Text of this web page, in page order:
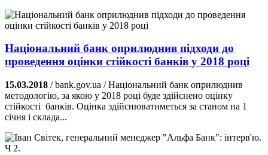
Національний банк оприлюднив підходи до
проведення оцінки стійкості банків у 2018 році
15.03.2018 / bank.gov.ua / Національний банк оприлюднив
методологію, за якою у 2018 році буде здійснено оцінку
стійкості банків. Оцінка здійснюватиметься за станом на 1
січня і склада...